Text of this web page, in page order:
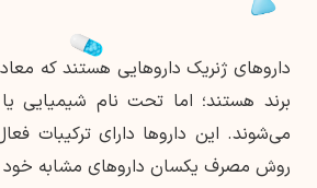
داروهای ژنریک داروهایی هستند که
برند هستند؛ اما تحت نام شیمیایی
می‌شوند. این داروها دارای ترکیبات
روش مصرف یکسان داروهای مشابه